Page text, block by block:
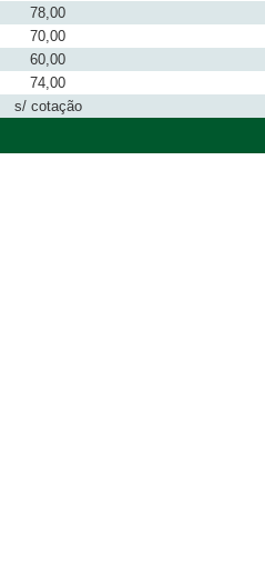
78,00
70,00
60,00
74,00
s/ cotação